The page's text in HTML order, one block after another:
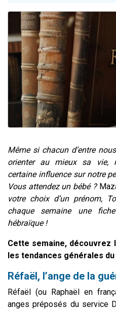
30 personnes
Il reste 49
12
Même si chacun d’entre
orienter au mieux sa vie,
certaine influence sur notre
Vous attendez un bébé ?
votre choix d’un prénom,
chaque semaine une
hébraïque !
Cette semaine, découvrez
les tendances générales du
Réfaël, l’ange de la
Réfaël (ou Raphaël en
anges préposés du service